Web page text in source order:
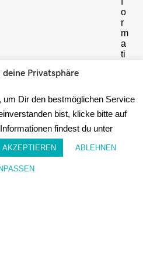
o
r
m
a
ti
n
i
Privatsphäre
Dir den bestmöglichen Service
bist, klicke bitte auf
findest du unter
AKZEPTIEREN ABLEHNEN